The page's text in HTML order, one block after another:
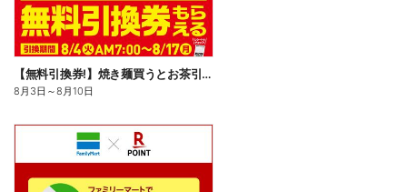
【無料引換券!】焼き麺買うとお茶引換券貰える!
8月3日 ～8月10日